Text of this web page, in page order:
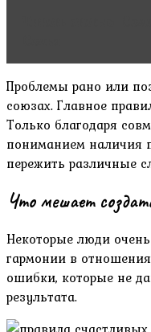
Проблемы рано или
союзах. Главное
Только благодаря
пониманием наличия
пережить различные
Что мешает
Некоторые люди
гармонии в
ошибки, которые не
результата.